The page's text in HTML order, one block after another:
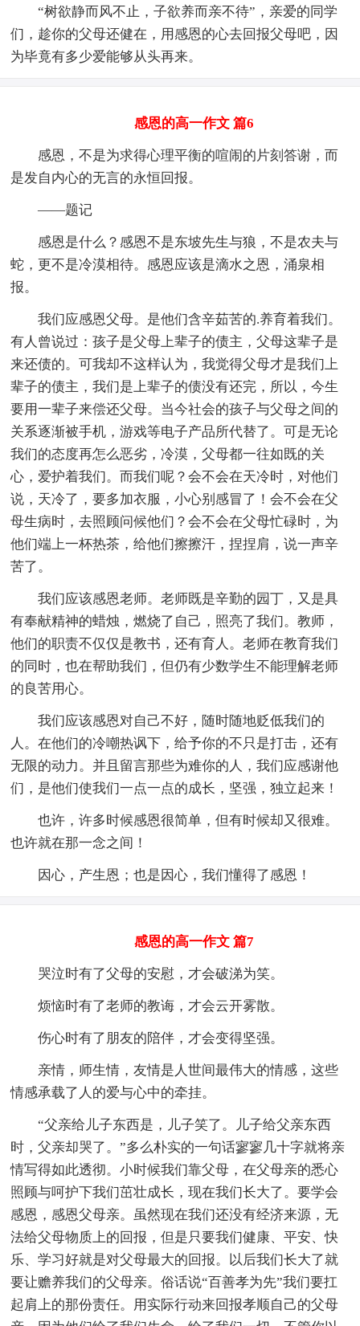
“树欲静而风不止，子欲养而亲不待”，亲爱的同学
们，趁你的父母还健在，用感恩的心去回报父母吧，因
为毕竟有多少爱能够从头再来。
感恩的高一作文 篇6
感恩，不是为求得心理平衡的喧闹的片刻答谢，而
是发自内心的无言的永恒回报。
——题记
感恩是什么？感恩不是东坡先生与狼，不是农夫与
蛇，更不是冷漠相待。感恩应该是滴水之恩，涌泉相
报。
我们应感恩父母。是他们含辛茹苦的.养育着我们。
有人曾说过：孩子是父母上辈子的债主，父母这辈子是
来还债的。可我却不这样认为，我觉得父母才是我们上
辈子的债主，我们是上辈子的债没有还完，所以，今生
要用一辈子来偿还父母。当今社会的孩子与父母之间的
关系逐渐被手机，游戏等电子产品所代替了。可是无论
我们的态度再怎么恶劣，冷漠，父母都一往如既的关
心，爱护着我们。而我们呢？会不会在天冷时，对他们
说，天冷了，要多加衣服，小心别感冒了！会不会在父
母生病时，去照顾问候他们？会不会在父母忙碌时，为
他们端上一杯热茶，给他们擦擦汗，捏捏肩，说一声辛
苦了。
我们应该感恩老师。老师既是辛勤的园丁，又是具
有奉献精神的蜡烛，燃烧了自己，照亮了我们。教师，
他们的职责不仅仅是教书，还有育人。老师在教育我们
的同时，也在帮助我们，但仍有少数学生不能理解老师
的良苦用心。
我们应该感恩对自己不好，随时随地贬低我们的
人。在他们的冷嘲热讽下，给予你的不只是打击，还有
无限的动力。并且留言那些为难你的人，我们应感谢他
们，是他们使我们一点一点的成长，坚强，独立起来！
也许，许多时候感恩很简单，但有时候却又很难。
也许就在那一念之间！
因心，产生恩；也是因心，我们懂得了感恩！
感恩的高一作文 篇7
哭泣时有了父母的安慰，才会破涕为笑。
烦恼时有了老师的教诲，才会云开雾散。
伤心时有了朋友的陪伴，才会变得坚强。
亲情，师生情，友情是人世间最伟大的情感，这些
情感承载了人的爱与心中的牵挂。
“父亲给儿子东西是，儿子笑了。儿子给父亲东西
时，父亲却哭了。”多么朴实的一句话寥寥几十字就将亲
情写得如此透彻。小时候我们靠父母，在父母亲的悉心
照顾与呵护下我们茁壮成长，现在我们长大了。要学会
感恩，感恩父母亲。虽然现在我们还没有经济来源，无
法给父母物质上的回报，但是只要我们健康、平安、快
乐、学习好就是对父母最大的回报。以后我们长大了就
要让赡养我们的父母亲。俗话说“百善孝为先”我们要扛
起肩上的那份责任。用实际行动来回报孝顺自己的父母